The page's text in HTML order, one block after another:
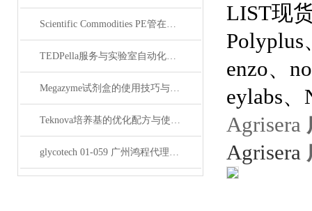
Scientific Commodities PE管在环保实验中的作用
TEDPella服务与实验室自动化设备的整合
Megazyme试剂盒的使用技巧与实验优化方法
Teknova培养基的优化配方与使用技巧
glycotech 01-059 广州鸿程代理：开启糖生物学研究新征程
LIST现
Polyplus
enzo、
eylabs
Agrisera
Agrisera